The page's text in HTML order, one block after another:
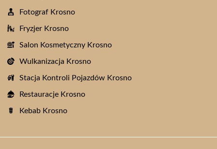
Fotograf Krosno
Fryzjer Krosno
Salon Kosmetyczny Krosno
Wulkanizacja Krosno
Stacja Kontroli Pojazdów Krosno
Restauracje Krosno
Kebab Krosno